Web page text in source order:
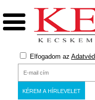
Elfogadom az